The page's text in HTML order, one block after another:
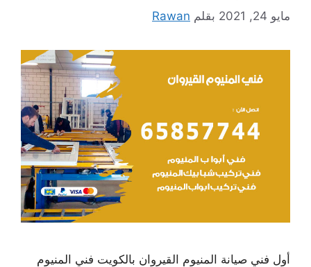
مايو 24, 2021 بقلم Rawan
أول فني صيانة المنيوم القيروان بالكويت فني المنيوم